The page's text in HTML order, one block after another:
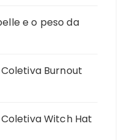
e o peso da
Burnout
Witch Hat